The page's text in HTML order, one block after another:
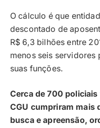
O cálculo é que
descontado de
R$ 6,3 bilhões entre
menos seis
suas funções.
Cerca de 700
CGU cumpriram mais
busca e apreensão,